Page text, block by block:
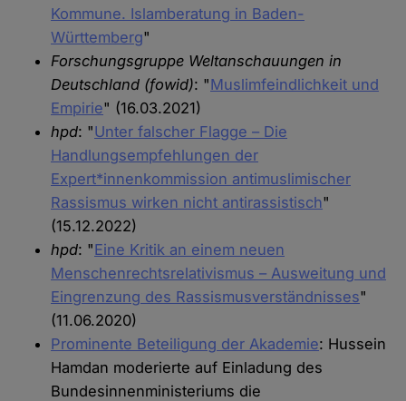
Kommune. Islamberatung in Baden-
Württemberg"
Forschungsgruppe Weltanschauungen in
Deutschland (fowid): "Muslimfeindlichkeit und
Empirie" (16.03.2021)
hpd: "Unter falscher Flagge – Die
Handlungsempfehlungen der
Expert*innenkommission antimuslimischer
Rassismus wirken nicht antirassistisch"
(15.12.2022)
hpd: "Eine Kritik an einem neuen
Menschenrechtsrelativismus – Ausweitung und
Eingrenzung des Rassismusverständnisses"
(11.06.2020)
Prominente Beteiligung der Akademie: Hussein
Hamdan moderierte auf Einladung des
Bundesinnenministeriums die